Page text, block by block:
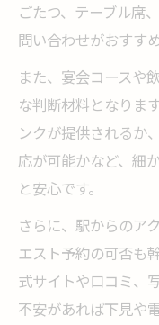
ごたつ、テーブル席
問い合わせがおすすめ
また、宴会コースや
な判断材料となりま
ンクが提供されるか
応が可能かなど、細
と安心です。
さらに、駅からのア
エスト予約の可否も
式サイトや口コミ、
不安があれば下見や